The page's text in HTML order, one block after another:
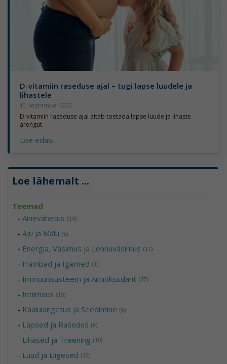
D-vitamiin raseduse ajal – tugi lapse luudele ja
lihastele
10. september 2025
D-vitamiin raseduse ajal aitab toetada lapse luude ja lihaste
arengut.
Loe edasi
Loe lähemalt ...
Teemad
-Ainevahetus (14)
-Aju ja Mälu (5)
- Energia, Väsimus ja Lennuväsimus (17)
- Hambad ja Igemed (1)
- Immuunsüsteem ja Antioksüdant (37)
- Intiimsus (10)
- Kaalulangetus ja Seedimine (6)
- Lapsed ja Rasedus (6)
- Lihased ja Treening (10)
- Luud ja Liigesed (12)